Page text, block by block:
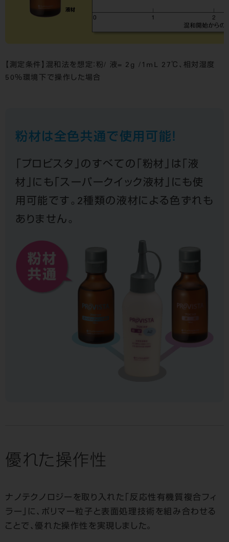
【測定条件】混和法を想定：粉/ 液= 2g /1mL 27℃、相対湿度
50％環境下で操作した場合
粉材は全色共通で使用可能！
「プロビスタ」のすべての「粉材」は「液
材」にも「スーパークイック液材」 にも使
用可能です。2種類の液材による色ずれも
ありません。
優れた操作性
ナノテクノロジーを取り入れた「反応性有機質複合フィ
ラー」に、ポリマー粒子と表面処理技術を組み合わせる
ことで、優れた操作性を実現しました。